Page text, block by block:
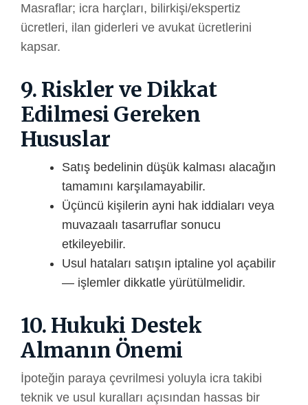
Masraflar; icra harçları, bilirkişi/ekspertiz
ücretleri, ilan giderleri ve avukat ücretlerini
kapsar.
9. Riskler ve Dikkat
Edilmesi Gereken
Hususlar
Satış bedelinin düşük kalması alacağın
tamamını karşılamayabilir.
Üçüncü kişilerin ayni hak iddiaları veya
muvazaalı tasarruflar sonucu
etkileyebilir.
Usul hataları satışın iptaline yol açabilir
— işlemler dikkatle yürütülmelidir.
10. Hukuki Destek
Almanın Önemi
İpoteğin paraya çevrilmesi yoluyla icra takibi
teknik ve usul kuralları açısından hassas bir